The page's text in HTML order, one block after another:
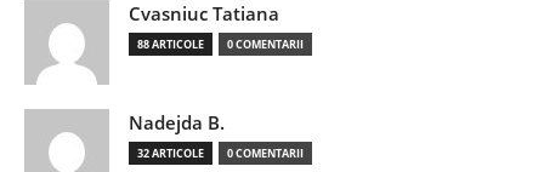
Cvasniuc Tatiana
88 ARTICOLE 0 COMENTARII
Nadejda B.
32 ARTICOLE 0 COMENTARII